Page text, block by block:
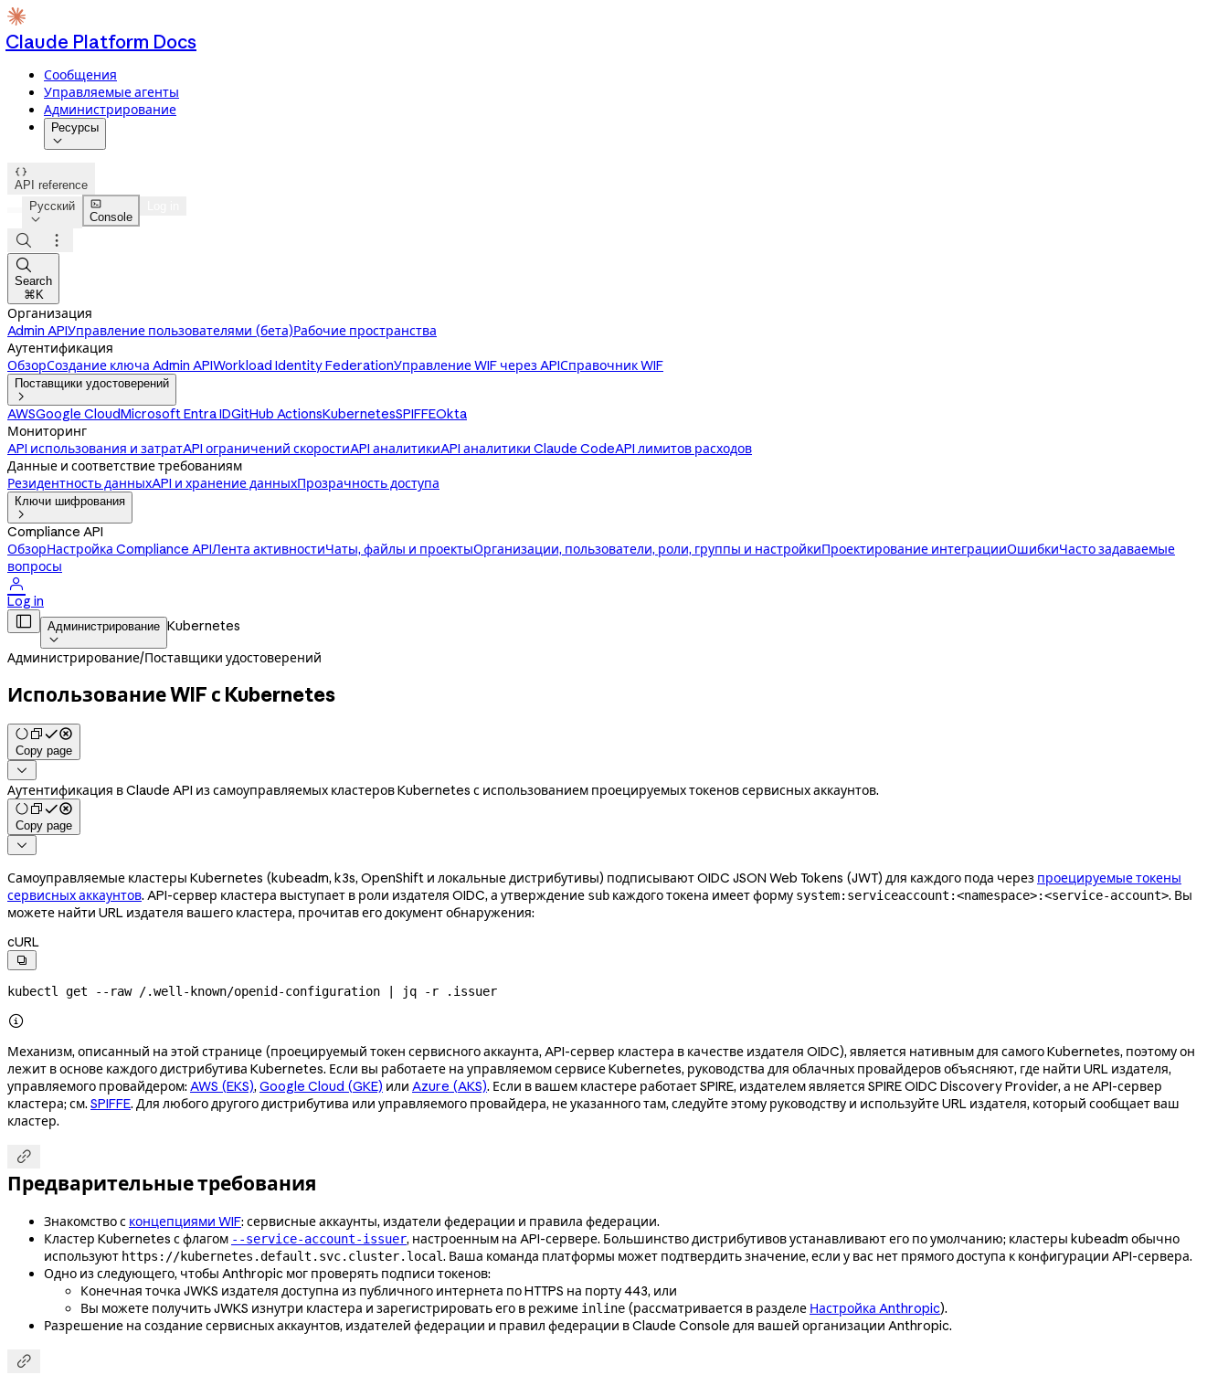
Claude Platform Docs
Сообщения
Управляемые агенты
Администрирование
Ресурсы


API reference
Русский


Console



Search
⌘K
Организация
Admin APIУправление пользователями (бета)Рабочие пространства
Аутентификация
ОбзорСоздание ключа Admin APIWorkload Identity FederationУправление WIF через APIСправочник WIF
Поставщики удостоверений

AWSGoogle CloudMicrosoft Entra IDGitHub ActionsKubernetesSPIFFEOkta
Мониторинг
API использования и затратAPI ограничений скоростиAPI аналитикиAPI аналитики Claude CodeAPI лимитов расходов
Данные и соответствие требованиям
Резидентность данныхAPI и хранение данныхПрозрачность доступа
Ключи шифрования

Compliance API
ОбзорНастройка Compliance APIЛента активностиЧаты, файлы и проектыОрганизации, пользователи, роли, группы и настройкиПроектирование интеграцииОшибкиЧасто задаваемые
вопросы

Log in
 Администрирование

Kubernetes
Администрирование/Поставщики удостоверений
Использование WIF с Kubernetes
Copy page

Аутентификация в Claude API из самоуправляемых кластеров Kubernetes с использованием проецируемых токенов сервисных аккаунтов.
Copy page

Самоуправляемые кластеры Kubernetes (kubeadm, k3s, OpenShift и локальные дистрибутивы) подписывают OIDC JSON Web Tokens (JWT) для каждого пода через проецируемые токены
сервисных аккаунтов. API-сервер кластера выступает в роли издателя OIDC, а утверждение sub каждого токена имеет форму system:serviceaccount:<namespace>:<service-account>. Вы
можете найти URL издателя вашего кластера, прочитав его документ обнаружения:
cURL

kubectl get --raw /.well-known/openid-configuration jq -r .issuer

Механизм, описанный на этой странице (проецируемый токен сервисного аккаунта, API-сервер кластера в качестве издателя OIDC), является нативным для самого Kubernetes, поэтому он
лежит в основе каждого дистрибутива Kubernetes. Если вы работаете на управляемом сервисе Kubernetes, руководства для облачных провайдеров объясняют, где найти URL издателя,
управляемого провайдером: AWS (EKS), Google Cloud (GKE) или Azure (AKS). Если в вашем кластере работает SPIRE, издателем является SPIRE OIDC Discovery Provider, а не API-сервер
кластера; см. SPIFFE. Для любого другого дистрибутива или управляемого провайдера, не указанного там, следуйте этому руководству и используйте URL издателя, который сообщает ваш
кластер.

Предварительные требования
Знакомство с концепциями WIF: сервисные аккаунты, издатели федерации и правила федерации.
Кластер Kubernetes с флагом --service-account-issuer, настроенным на API-сервере. Большинство дистрибутивов устанавливают его по умолчанию; кластеры kubeadm обычно
используют https://kubernetes.default.svc.cluster.local. Ваша команда платформы может подтвердить значение, если у вас нет прямого доступа к конфигурации API-сервера.
Одно из следующего, чтобы Anthropic мог проверять подписи токенов:
Конечная точка JWKS издателя доступна из публичного интернета по HTTPS на порту 443, или
Вы можете получить JWKS изнутри кластера и зарегистрировать его в режиме inline (рассматривается в разделе Настройка Anthropic).
Разрешение на создание сервисных аккаунтов, издателей федерации и правил федерации в Claude Console для вашей организации Anthropic.
